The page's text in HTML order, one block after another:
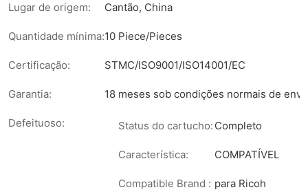
Lugar de origem: Cantão, China
Quantidade mínima:10 Piece/Pieces
Certificação: STMC/ISO9001/ISO14001/EC
Garantia: 18 meses sob condições normais de
Defeituoso: Status do cartucho: Completo
Característica: COMPATÍVEL
Compatible Brand : para Ricoh